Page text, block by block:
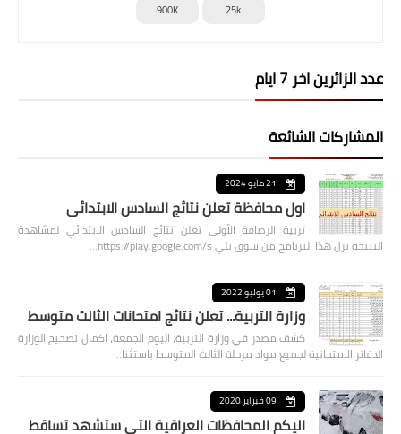
25k
900K
عدد الزائرين اخر 7 ايام
المشاركات الشائعة
21 مايو 2024
اول محافظة تعلن نتائج السادس الابتدائي
تربية الرصافة الأولى تعلن نتائج السادس الابتدائي لمشاهدة
النتيجة نزل هذا البرنامج من سوق بلي https://play.google.com/s…
01 يوليو 2022
وزارة التربية... تعلن نتائج امتحانات الثالث متوسط
كشف مصدر في وزارة التربية، اليوم الجمعة، اكمال تصحيح الوزارة
الدفاتر الامتحانية لجميع مواد مرحلة الثالث المتوسط باستثنا…
09 فبراير 2020
اليكم المحافظات العراقية التي ستشهد تساقط